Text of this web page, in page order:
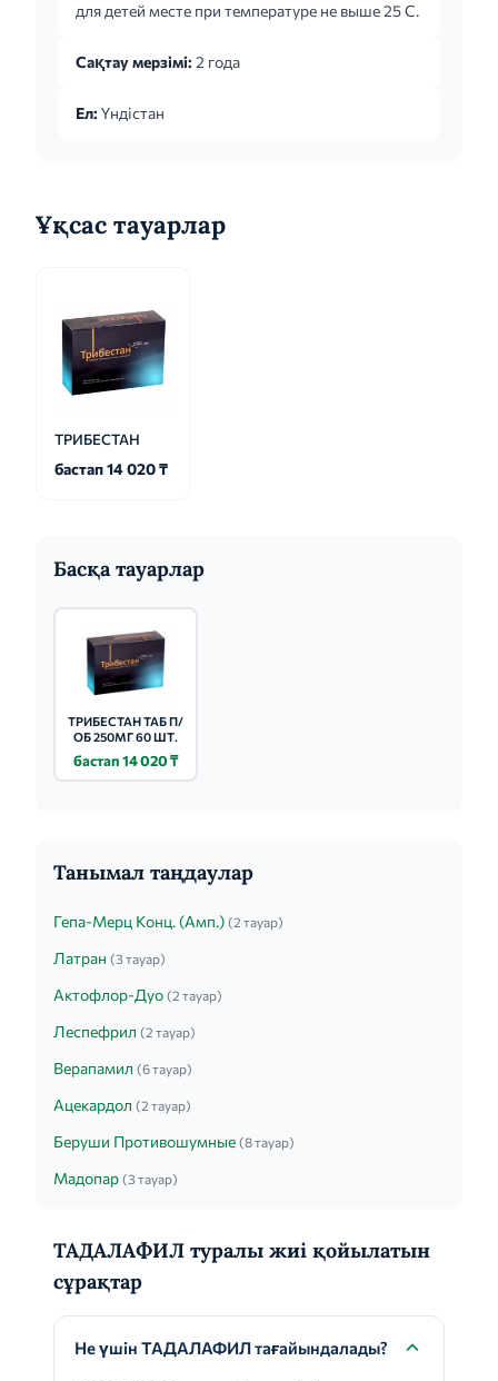
зависимости от индивидуальной
ежедневного применения препарата должна
пациентов с нечастой сексуальной активностью
для детей месте при температуре не выше 25 С.
Сақтау мерзімі: 2 года
Ел: Үндістан
Ұқсас тауарлар
ТРИБЕСТАН
бастап 14 020 ₸
Басқа тауарлар
ТРИБЕСТАН ТАБ П/
ОБ 250МГ 60 ШТ.
бастап 14 020 ₸
Танымал таңдаулар
Гепа-Мерц Конц. (Амп.) (2 тауар)
Латран (3 тауар)
Актофлор-Дуо (2 тауар)
Леспефрил (2 тауар)
Верапамил (6 тауар)
Ацекардол (2 тауар)
Беруши Противошумные (8 тауар)
Мадопар (3 тауар)
ТАДАЛАФИЛ туралы жиі қойылатын
сұрақтар
Не үшін ТАДАЛАФИЛ тағайындалады?